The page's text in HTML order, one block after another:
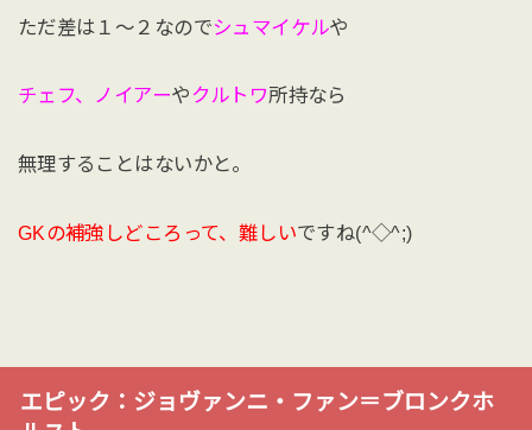
ただ差は１〜２なのでシュマイケルや
チェフ、ノイアーやクルトワ所持なら
無理することはないかと。
GKの補強しどころって、難しいですね(^◇^;)
エピック：ジョヴァンニ・ファン＝ブロンクホ